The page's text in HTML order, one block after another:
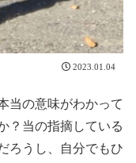
2023.01.04
当の意味がわかって
？当の指摘している
ろうし、自分でもひ